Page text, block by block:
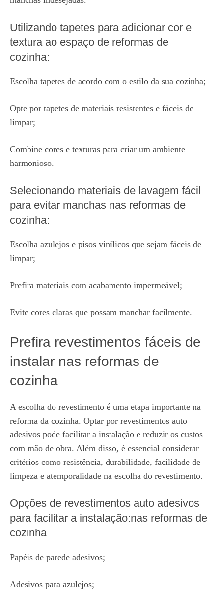
Utilizando tapetes para adicionar cor e
textura ao espaço de reformas de
cozinha:
Escolha tapetes de acordo com o estilo da sua cozinha;
Opte por tapetes de materiais resistentes e fáceis de
limpar;
Combine cores e texturas para criar um ambiente
harmonioso.
Selecionando materiais de lavagem fácil
para evitar manchas nas reformas de
cozinha:
Escolha azulejos e pisos vinílicos que sejam fáceis de
limpar;
Prefira materiais com acabamento impermeável;
Evite cores claras que possam manchar facilmente.
Prefira revestimentos fáceis de
instalar nas reformas de
cozinha
A escolha do revestimento é uma etapa importante na
reforma da cozinha. Optar por revestimentos auto
adesivos pode facilitar a instalação e reduzir os custos
com mão de obra. Além disso, é essencial considerar
critérios como resistência, durabilidade, facilidade de
limpeza e atemporalidade na escolha do revestimento.
Opções de revestimentos auto adesivos
para facilitar a instalação:nas reformas de
cozinha
Papéis de parede adesivos;
Adesivos para azulejos;